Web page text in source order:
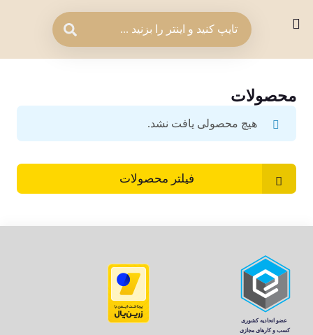
محصولات
هیچ محصولی یافت نشد.
فیلتر محصولات